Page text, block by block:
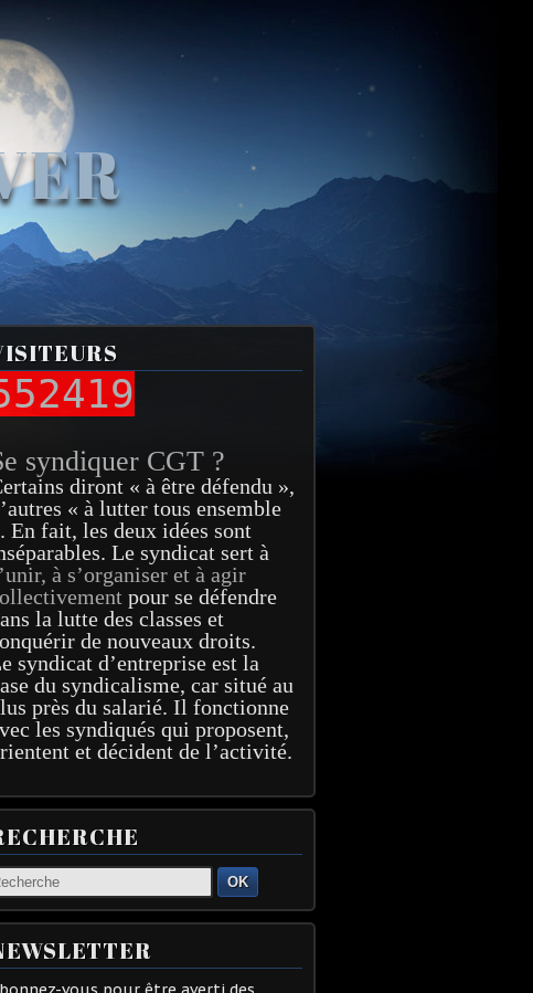
syndiquer CGT ?
diront « à être défendu »,
« à lutter tous ensemble
En fait, les deux idées sont
Le syndicat sert à
à s’organiser et à agir
pour se défendre
la lutte des classes et
de nouveaux droits.
syndicat d’entreprise est la
du syndicalisme, car situé au
près du salarié. Il fonctionne
les syndiqués qui proposent,
et décident de l’activité.
OK